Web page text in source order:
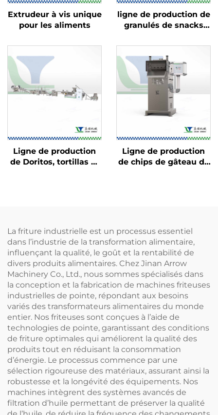
Extrudeur à vis unique
pour les aliments
ligne de production de
granulés de snacks
Ligne de production
de Doritos, tortillas et
Ligne de production
de chips de gâteau de
La friture industrielle est un processus essentiel
dans l’industrie de la transformation alimentaire,
influençant la qualité, le goût et la rentabilité de
divers produits alimentaires. Chez Jinan Arrow
Machinery Co., Ltd., nous sommes spécialisés dans
la conception et la fabrication de machines friteuses
industrielles de pointe, répondant aux besoins
variés des transformateurs alimentaires du monde
entier. Nos friteuses sont conçues à l’aide de
technologies de pointe, garantissant des conditions
de friture optimales qui améliorent la qualité des
produits tout en réduisant la consommation
d’énergie. Le processus commence par une
sélection rigoureuse des matériaux, assurant ainsi la
robustesse et la longévité des équipements. Nos
machines intègrent des systèmes avancés de
filtration d’huile permettant de préserver la qualité